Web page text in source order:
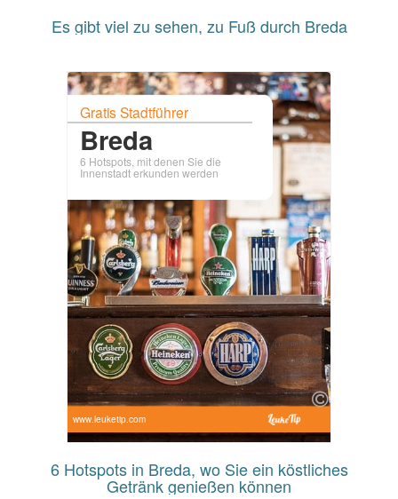
Es gibt viel zu sehen, zu Fuß durch Breda
Gratis Stadtführer
Breda
6 Hotspots, mit denen Sie die
Innenstadt erkunden werden
www.leuketip.com
6 Hotspots in Breda, wo Sie ein köstliches
Getränk genießen können